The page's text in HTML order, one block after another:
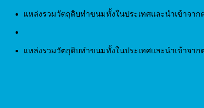
Skip
แหล่งรวมวัตถุดิบทำขนมทั้งในประเทศและนำเข้าจ
แหล่งรวมวัตถุดิบทำขนมทั้งในประเทศและนำเข้าจ